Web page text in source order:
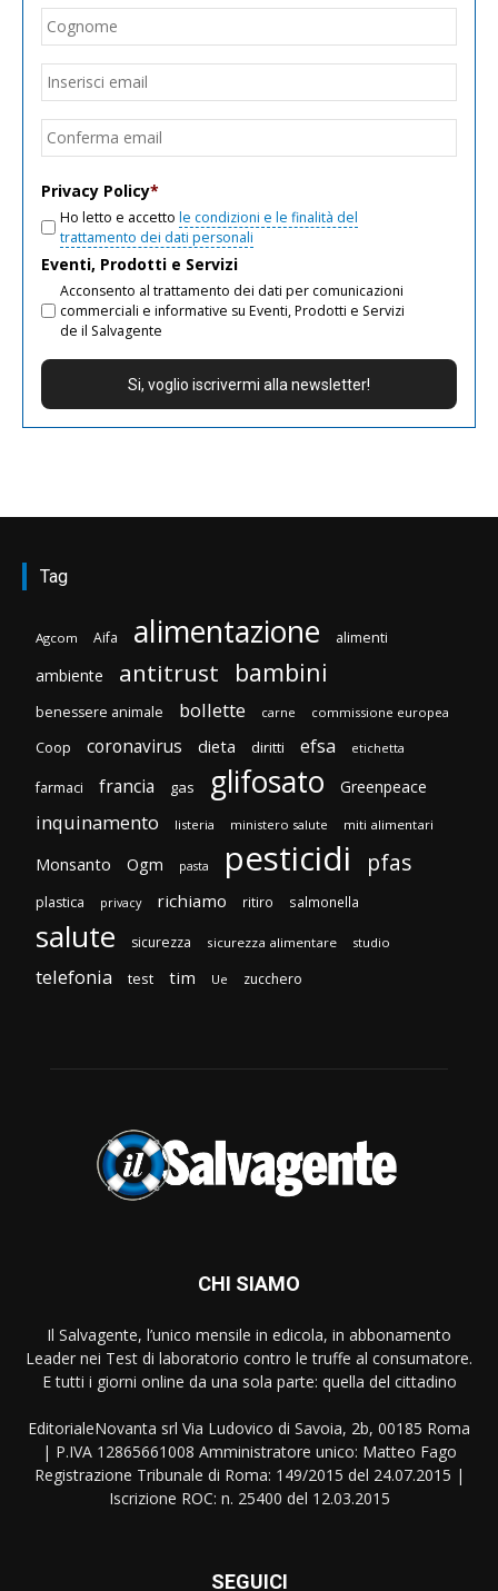
Email
Privacy Policy*
Ho letto e accetto le condizioni e le finalità del
trattamento dei dati personali
Eventi, Prodotti e Servizi
Acconsento al trattamento dei dati per comunicazioni
commerciali e informative su Eventi, Prodotti e Servizi
de il Salvagente
Tag
Agcom Aifa alimentazione alimenti
ambiente antitrust bambini
benessere animale bollette carne commissione europea
Coop coronavirus dieta diritti efsa etichetta
farmaci francia gas glifosato Greenpeace
inquinamento listeria ministero salute miti alimentari
Monsanto Ogm pasta pesticidi pfas
plastica privacy richiamo ritiro salmonella
salute sicurezza sicurezza alimentare studio
telefonia test tim Ue zucchero
CHI SIAMO
Il Salvagente, l’unico mensile in edicola, in abbonamento
Leader nei Test di laboratorio contro le truffe al consumatore.
E tutti i giorni online da una sola parte: quella del cittadino
EditorialeNovanta srl Via Ludovico di Savoia, 2b, 00185 Roma
| P.IVA 12865661008 Amministratore unico: Matteo Fago
Registrazione Tribunale di Roma: 149/2015 del 24.07.2015 |
Iscrizione ROC: n. 25400 del 12.03.2015
SEGUICI